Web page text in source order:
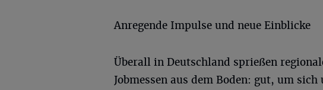
Anregende Impulse und neue Einblicke
Überall in Deutschland sprießen
Jobmessen aus dem Boden: gut, um